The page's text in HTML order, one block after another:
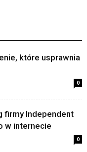
które usprawnia
0
firmy Independent
w internecie
0